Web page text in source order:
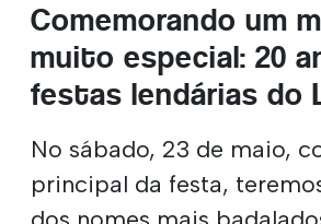
Comemorando um
muito especial: 20
festas lendárias do
No sábado, 23 de maio,
principal da festa,